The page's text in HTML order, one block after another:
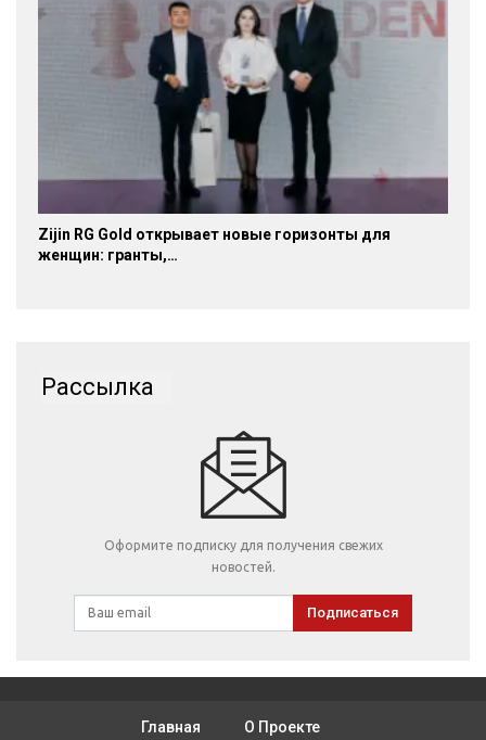
Zijin RG Gold открывает новые горизонты для
женщин: гранты,…
Рассылка
Оформите подписку для получения свежих
новостей.
Подписаться
Главная О Проекте